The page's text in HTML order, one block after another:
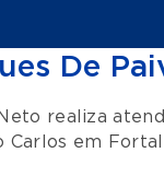
De
realiza
Carlos em